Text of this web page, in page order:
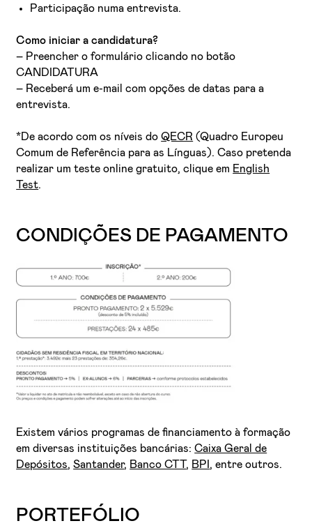
Participação numa entrevista.
Como iniciar a candidatura?
– Preencher o formulário clicando no botão
CANDIDATURA
– Receberá um e-mail com opções de datas para a
entrevista.
*De acordo com os níveis doQECR (Quadro Europeu
Comum de Referência para as Línguas). Caso pretenda
realizar um teste online gratuito, clique em English
Test.
CONDIÇÕES DE PAGAMENTO
Existem vários programas de financiamento à formação
em diversas instituições bancárias:Caixa Geral de
Depósitos,Santander, Banco CTT, BPI , entre outros.
PORTEFÓLIO